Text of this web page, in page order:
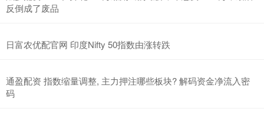
反倒成了废品
日富农优配官网 印度Nifty 50指数由涨转跌
通盈配资 指数缩量调整, 主力押注哪些板块? 解码资金净流入密
码